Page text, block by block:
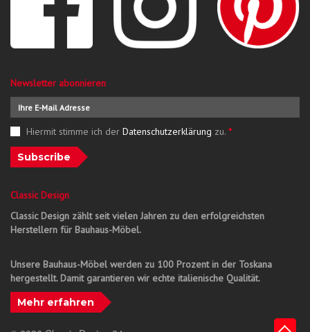
Newsletter abonnieren
Hiermit stimme ich der Datenschutzerklärung zu. *
Subscribe
Classic Design
Classic Design zählt seit vielen Jahren zu den erfolgreichsten
Herstellern für Bauhaus-Möbel.
Unsere Bauhaus-Möbel werden zu 100 Prozent in der Toskana
hergestellt. Damit garantieren wir echte italienische Qualität.
Mehr erfahren